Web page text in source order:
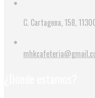
C. Cartagena, 158,